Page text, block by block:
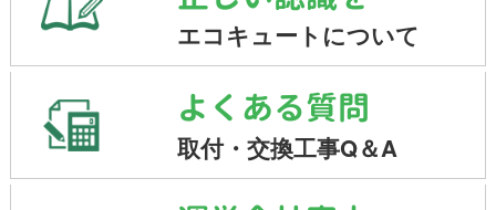
エコキュートについて
よくある質問
取付・交換工事Q＆A